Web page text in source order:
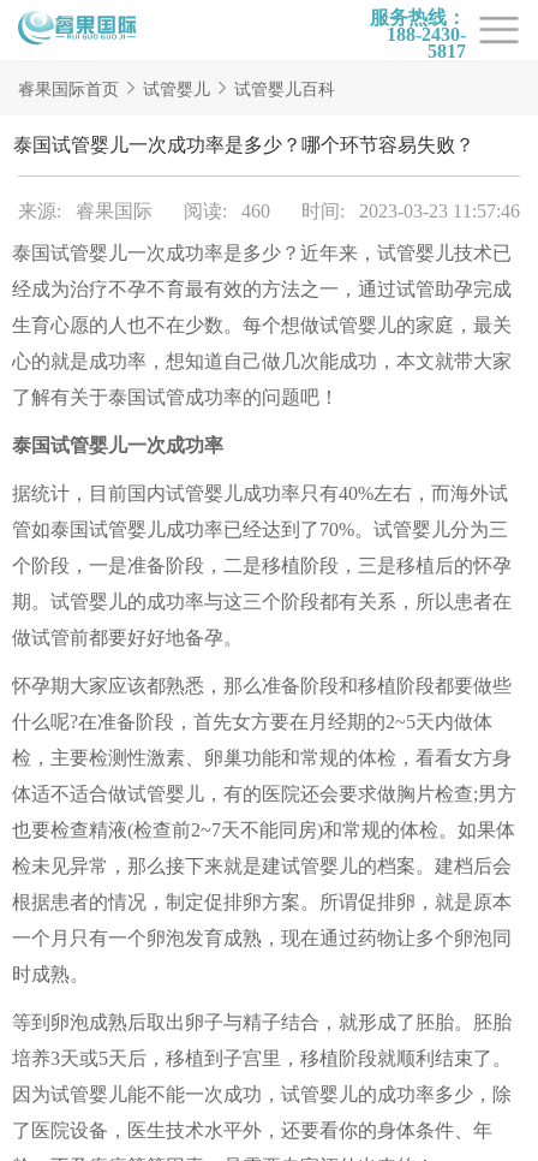
服务热线：
188-2430-
5817
首页
试管项目
试管百科
试管医院
睿果国际
睿果国际首页 试管婴儿 试管婴儿百科
泰国试管婴儿一次成功率是多少？哪个环节容易失败？
来源: 睿果国际 阅读: 460 时间: 2023-03-23 11:57:46
泰国试管婴儿一次成功率是多少？近年来，试管婴儿技术已
经成为治疗不孕不育最有效的方法之一，通过试管助孕完成
生育心愿的人也不在少数。每个想做试管婴儿的家庭，最关
心的就是成功率，想知道自己做几次能成功，本文就带大家
了解有关于泰国试管成功率的问题吧！
泰国试管婴儿一次成功率
据统计，目前国内试管婴儿成功率只有40%左右，而海外试
管如泰国试管婴儿成功率已经达到了70%。试管婴儿分为三
个阶段，一是准备阶段，二是移植阶段，三是移植后的怀孕
期。试管婴儿的成功率与这三个阶段都有关系，所以患者在
做试管前都要好好地备孕。
怀孕期大家应该都熟悉，那么准备阶段和移植阶段都要做些
什么呢?在准备阶段，首先女方要在月经期的2~5天内做体
检，主要检测性激素、卵巢功能和常规的体检，看看女方身
体适不适合做试管婴儿，有的医院还会要求做胸片检查;男方
也要检查精液(检查前2~7天不能同房)和常规的体检。如果体
检未见异常，那么接下来就是建试管婴儿的档案。建档后会
根据患者的情况，制定促排卵方案。所谓促排卵，就是原本
一个月只有一个卵泡发育成熟，现在通过药物让多个卵泡同
时成熟。
等到卵泡成熟后取出卵子与精子结合，就形成了胚胎。胚胎
培养3天或5天后，移植到子宫里，移植阶段就顺利结束了。
因为试管婴儿能不能一次成功，试管婴儿的成功率多少，除
了医院设备，医生技术水平外，还要看你的身体条件、年